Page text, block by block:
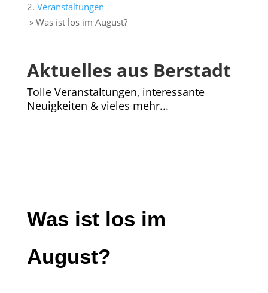
Veranstaltungen
» Was ist los im August?
Aktuelles aus Berstadt
Tolle Veranstaltungen, interessante
Neuigkeiten & vieles mehr...
Was ist los im
August?